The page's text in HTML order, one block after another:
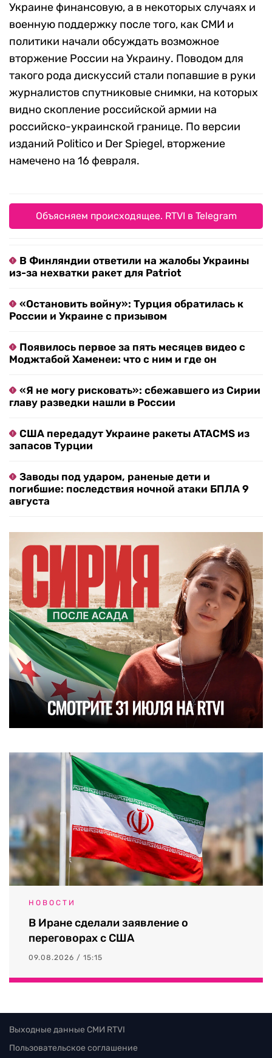
Украине финансовую, а в некоторых случаях и
военную поддержку после того, как СМИ и
политики начали обсуждать возможное
вторжение России на Украину. Поводом для
такого рода дискуссий стали попавшие в руки
журналистов спутниковые снимки, на которых
видно скопление российской армии на
российско-украинской границе. По версии
изданий Politico и Der Spiegel, вторжение
намечено на 16 февраля.
Объясняем происходящее. RTVI в Telegram
В Финляндии ответили на жалобы Украины
из-за нехватки ракет для Patriot
«Остановить войну»: Турция обратилась к
России и Украине с призывом
Появилось первое за пять месяцев видео с
Моджтабой Хаменеи: что с ним и где он
«Я не могу рисковать»: сбежавшего из Сирии
главу разведки нашли в России
США передадут Украине ракеты ATACMS из
запасов Турции
Заводы под ударом, раненые дети и
погибшие: последствия ночной атаки БПЛА 9
августа
НОВОСТИ
В Иране сделали заявление о
переговорах с США
09.08.2026 / 15:15
Выходные данные СМИ RTVI
Пользовательское соглашение